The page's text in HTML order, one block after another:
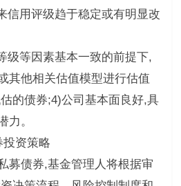
信用评级趋于稳定或有明显改
级等因素基本一致的前提下,
其他相关估值模型进行估值
的债券;4)公司基本面良好,具
力。
资策略
募债券,基金管理人将根据审